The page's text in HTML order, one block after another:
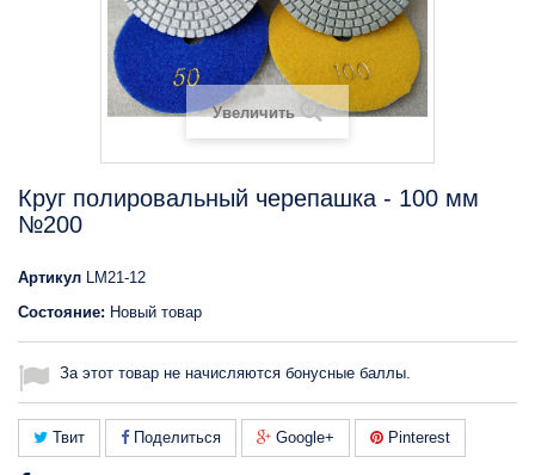
Увеличить
Круг полировальный черепашка - 100 мм
№200
Артикул LM21-12
Состояние: Новый товар
За этот товар не начисляются бонусные баллы.
Твит Поделиться Google+ Pinterest